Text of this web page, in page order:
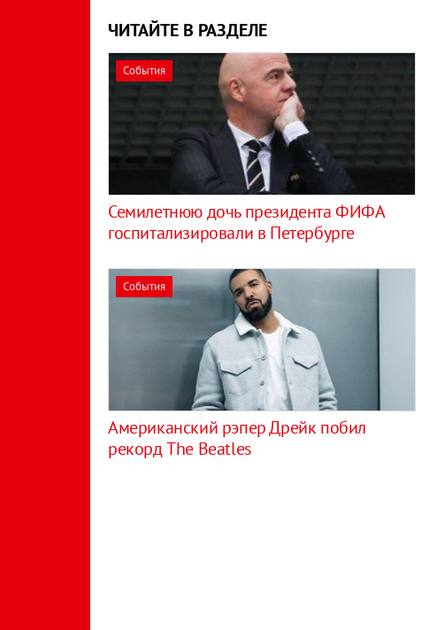
ЧИТАЙТЕ В РАЗДЕЛЕ
События
Семилетнюю дочь президента ФИФА
госпитализировали в Петербурге
События
Американский рэпер Дрейк побил
рекорд The Beatles